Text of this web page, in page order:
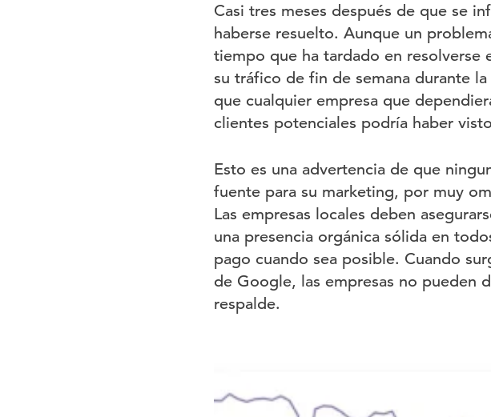
Casi tres meses después de que se
haberse resuelto. Aunque un
tiempo que ha tardado en resolverse
su tráfico de fin de semana durante
que cualquier empresa que
clientes potenciales podría haber
Esto es una advertencia de que
fuente para su marketing, por muy
Las empresas locales deben
una presencia orgánica sólida en
pago cuando sea posible. Cuando
de Google, las empresas no pueden
respalde.